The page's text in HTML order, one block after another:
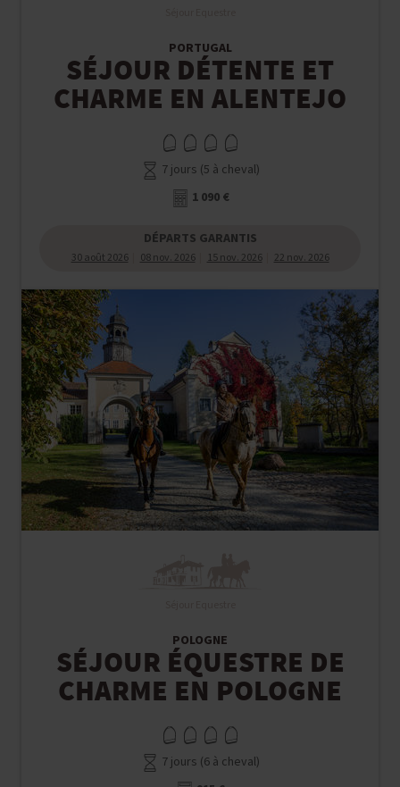
PORTUGAL
SÉJOUR DÉTENTE ET
CHARME EN ALENTEJO
7 jours (5 à cheval)
1 090 €
DÉPARTS GARANTIS
30 août 2026 08 nov. 2026 15 nov. 2026 22 nov. 2026
POLOGNE
SÉJOUR ÉQUESTRE DE
CHARME EN POLOGNE
7 jours (6 à cheval)